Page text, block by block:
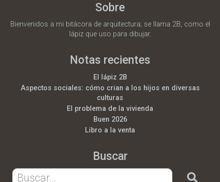
Sobre
Bienvenidos a mi bitácora de arquitectura; se llama 2B, como el
lápiz que uso para dibujar.
Notas recientes
El lápiz 2B
Aspectos sociales: cómo crian a los hijos en diversas
culturas
El problema de la vivienda
Buen 2026
Libro a la venta
Buscar